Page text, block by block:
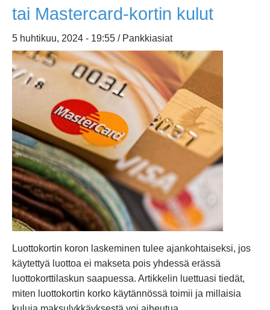
tai Mastercard-kortin kulut
5 huhtikuu, 2024 - 19:55 / Pankkiasiat
Luottokortin koron laskeminen tulee ajankohtaiseksi, jos
käytettyä luottoa ei makseta pois yhdessä erässä
luottokorttilaskun saapuessa. Artikkelin luettuasi tiedät,
miten luottokortin korko käytännössä toimii ja millaisia